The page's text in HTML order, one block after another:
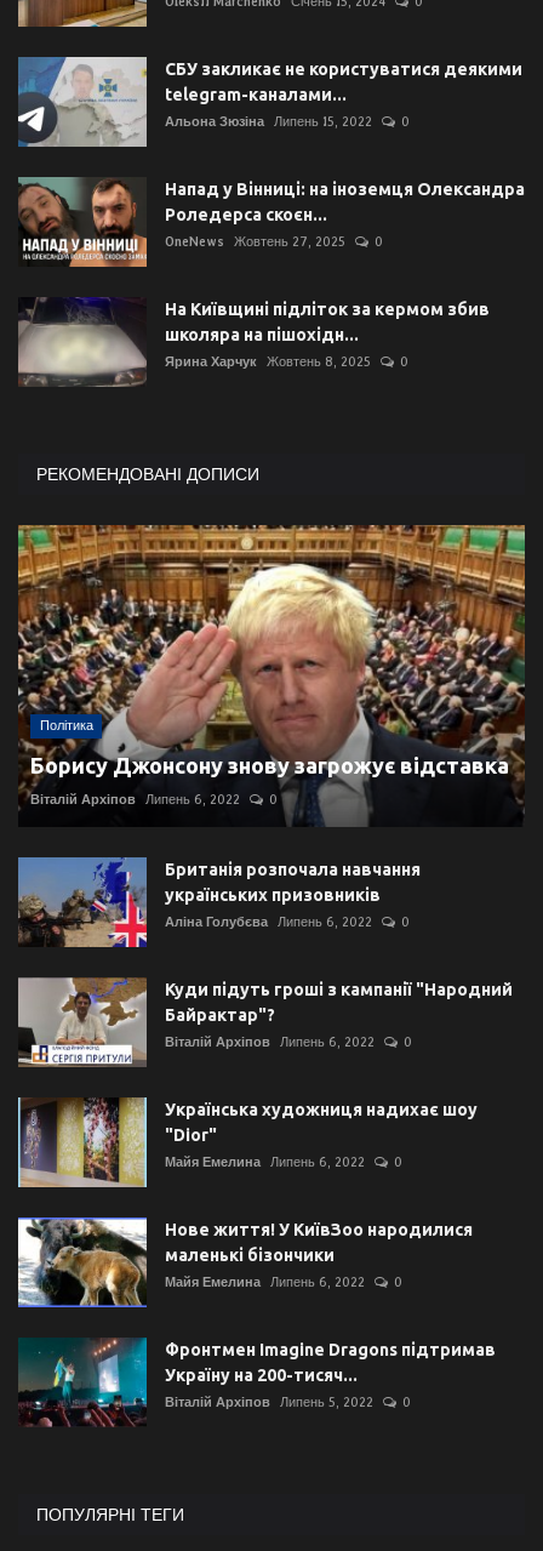
СБУ закликає не користуватися деякими
telegram-каналами...
Альона Зюзіна Липень 15, 2022 0
Напад у Вінниці: на іноземця Олександра
Роледерса скоєн...
OneNews Жовтень 27, 2025 0
На Київщині підліток за кермом збив
школяра на пішохідн...
Ярина Харчук Жовтень 8, 2025 0
РЕКОМЕНДОВАНІ ДОПИСИ
Політика
Борису Джонсону знову загрожує відставка
Віталій Архіпов Липень 6, 2022 0
Британія розпочала навчання
українських призовників
Аліна Голубєва Липень 6, 2022 0
Куди підуть гроші з кампанії "Народний
Байрактар"?
Віталій Архіпов Липень 6, 2022 0
Українська художниця надихає шоу
"Dior"
Майя Емелина Липень 6, 2022 0
Нове життя! У КиївЗоо народилися
маленькі бізончики
Майя Емелина Липень 6, 2022 0
Фронтмен Imagine Dragons підтримав
Україну на 200-тисяч...
Віталій Архіпов Липень 5, 2022 0
ПОПУЛЯРНІ ТЕГИ